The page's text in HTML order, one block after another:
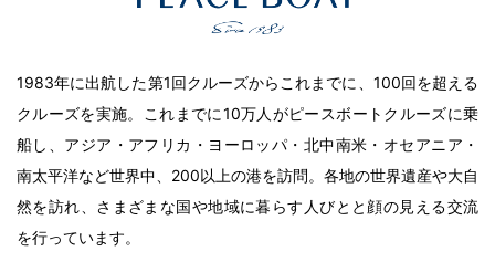
1983年に出航した第1回クルーズからこれまでに、100回を超える
クルーズを実施。これまでに10万人がピースボートクルーズに乗
船し、アジア・アフリカ・ヨーロッパ・北中南米・オセアニア・
南太平洋など世界中、200以上の港を訪問。各地の世界遺産や大自
然を訪れ、さまざまな国や地域に暮らす人びとと顔の見える交流
を行っています。